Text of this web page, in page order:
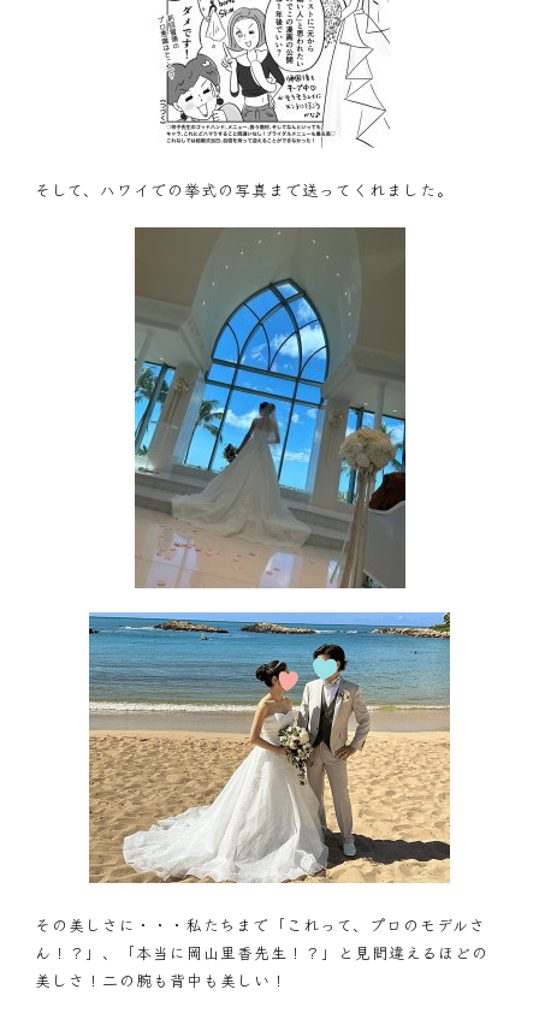
そして、ハワイでの挙式の写真まで送ってくれました。
その美しさに・・・私たちまで「これって、プロのモデルさ
ん！？」、「本当に岡山里香先生！？」と見間違えるほどの
美しさ！二の腕も背中も美しい！